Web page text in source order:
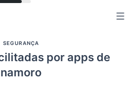
SEGURANÇA
por apps de
namoro